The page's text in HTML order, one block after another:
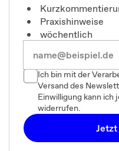
Praxishinweise
wöchentlich
Ich bin mit der
Versand des
Einwilligung kann ich
widerrufen.